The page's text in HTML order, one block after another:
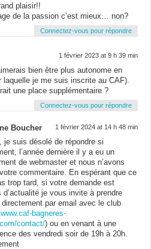
plaisir!!
de la passion c’est mieux… non?
Connectez-vous pour répondre
1 février 2023 at 9 h 39 min
bien être plus autonome en
laquelle je me suis inscrite au CAF).
une place supplémentaire ?
Connectez-vous pour répondre
Boucher 1 février 2024 at 14 h 48 min
je suis désolé de répondre si
l’année dernière il y a eu un
de webmaster et nous n’avons
commentaire. En espérant que ce
trop tard, si votre demande est
d’actualité je vous invite à prendre
par email avec le club
bagneres-
contact/) ou en venant à une
des vendredi soir de 19h à 20h.